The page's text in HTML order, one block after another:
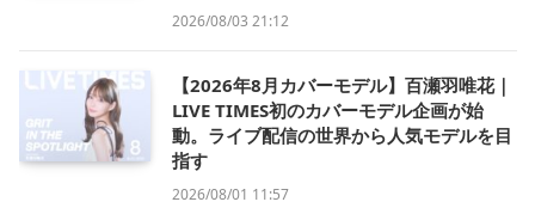
2026/08/03 21:12
【2026年8月カバーモデル】百瀬羽唯花｜
LIVE TIMES初のカバーモデル企画が始
動。ライブ配信の世界から人気モデルを目
指す
2026/08/01 11:57